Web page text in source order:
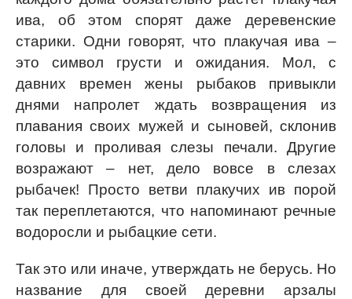
ива, об этом спорят даже деревенские
старики. Одни говорят, что плакучая ива –
это символ грусти и ожидания. Мол, с
давних времен жены рыбаков привыкли
днями напролет ждать возвращения из
плавания своих мужей и сыновей, склонив
головы и проливая слезы печали. Другие
возражают – нет, дело вовсе в слезах
рыбачек! Просто ветви плакучих ив порой
так переплетаются, что напоминают речные
водоросли и рыбацкие сети.
Так это или иначе, утверждать не берусь. Но
название для своей деревни арзалы